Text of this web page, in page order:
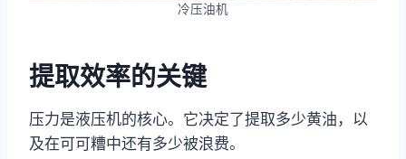
冷压油机
提取效率的关键
压力是液压机的核心。它决定了提取多少黄油，以
及在可可糟中还有多少被浪费。